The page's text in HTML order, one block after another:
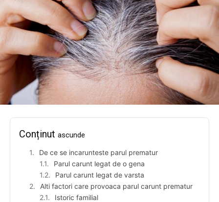
Conținut ascunde
De ce se incarunteste parul prematur
Parul carunt legat de o gena
Parul carunt legat de varsta
Alti factori care provoaca parul carunt prematur
Istoric familial